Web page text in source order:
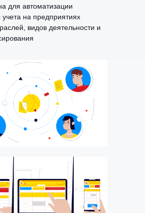
для автоматизации
на предприятиях
видов деятельности и